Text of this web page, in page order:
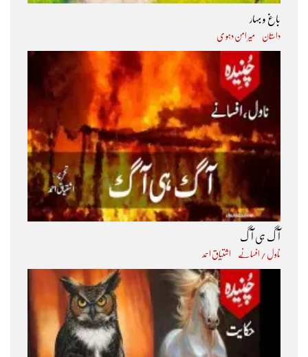
باغ و بہار
داستان میر امن دہو ی
آگ ہی آگ
ناول / افسانے اشتیاق احمد